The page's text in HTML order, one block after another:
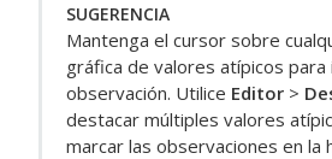
SUGERENCIA
Mantenga el cursor sobre
gráfica de valores atípicos para
observación. Utilice Editor >
destacar múltiples valores
marcar las observaciones en la